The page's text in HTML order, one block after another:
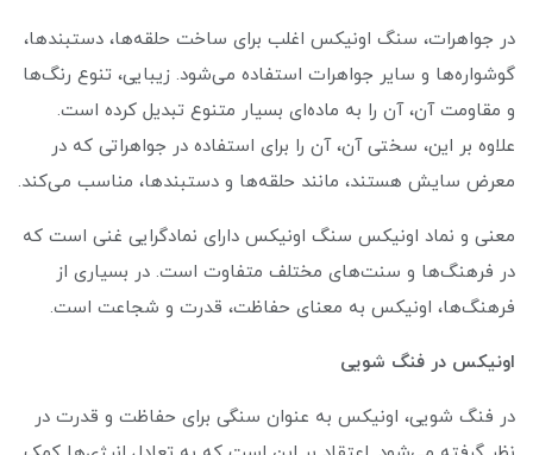
در جواهرات، سنگ اونیکس اغلب برای ساخت حلقه‌ها، دستبندها،
گوشواره‌ها و سایر جواهرات استفاده می‌شود. زیبایی، تنوع رنگ‌ها
و مقاومت آن، آن را به ماده‌ای بسیار متنوع تبدیل کرده است.
علاوه بر این، سختی آن، آن را برای استفاده در جواهراتی که در
معرض سایش هستند، مانند حلقه‌ها و دستبندها، مناسب می‌کند.
معنی و نماد اونیکس سنگ اونیکس دارای نمادگرایی غنی است که
در فرهنگ‌ها و سنت‌های مختلف متفاوت است. در بسیاری از
فرهنگ‌ها، اونیکس به معنای حفاظت، قدرت و شجاعت است.
اونیکس در فنگ شویی
در فنگ شویی، اونیکس به عنوان سنگی برای حفاظت و قدرت در